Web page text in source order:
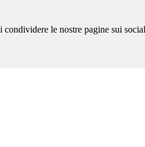
le nostre pagine sui